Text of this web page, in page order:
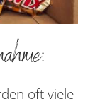
oft viele